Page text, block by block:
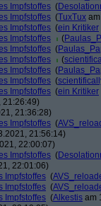
Impfstoffes (
Impfstoffes (TuxTux
Impfstoffes (ein Kritiker
Impfstoffes
(
Impfstoffes (
Impfstoffes
(
Impfstoffes (
Impfstoffes (
Impfstoffes (ein Kritiker
21:26:49)
21:36:28)
Impfstoffes (
21:56:14)
22:00:07)
Impfstoffes (
22:01:06)
Impfstoffes (
Impfstoffes (
Impfstoffes (Alkestis am